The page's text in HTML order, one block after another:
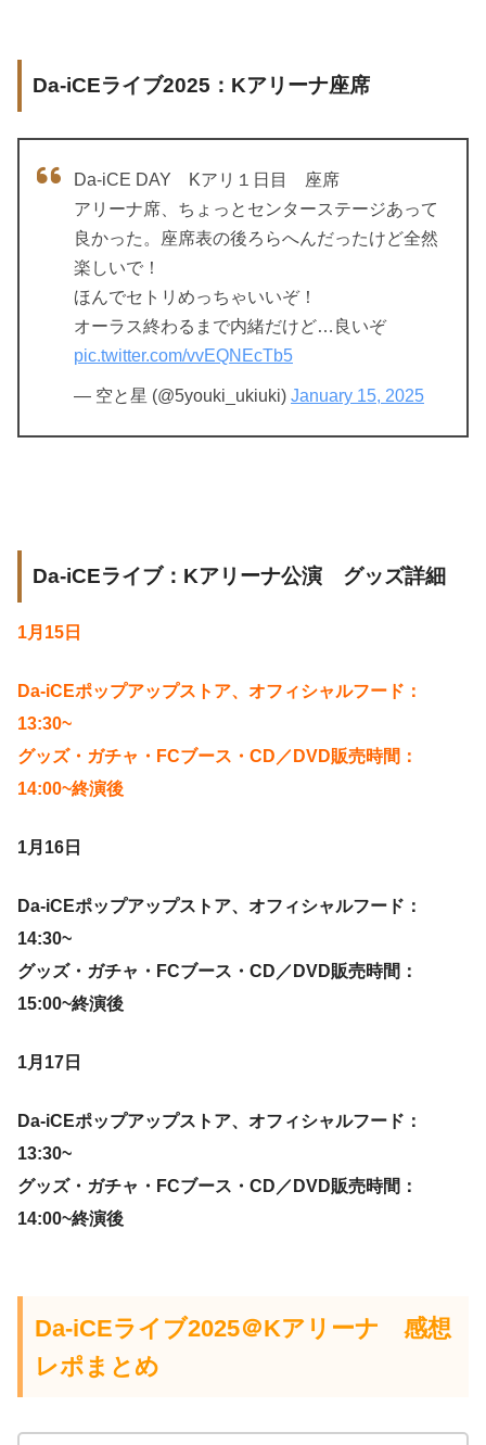
Da-iCEライブ2025：Kアリーナ座席
Da-iCE DAY Kアリ１日目 座席
アリーナ席、ちょっとセンターステージあって
良かった。座席表の後ろらへんだったけど全然
楽しいで！
ほんでセトリめっちゃいいぞ！
オーラス終わるまで内緒だけど…良いぞ
pic.twitter.com/vvEQNEcTb5
— 空と星 (@5youki_ukiuki) January 15, 2025
Da-iCEライブ：Kアリーナ公演 グッズ詳細
1月15日
Da-iCEポップアップストア、オフィシャルフード：
13:30~
グッズ・ガチャ・FCブース・CD／DVD販売時間：
14:00~終演後
1月16日
Da-iCEポップアップストア、オフィシャルフード：
14:30~
グッズ・ガチャ・FCブース・CD／DVD販売時間：
15:00~終演後
1月17日
Da-iCEポップアップストア、オフィシャルフード：
13:30~
グッズ・ガチャ・FCブース・CD／DVD販売時間：
14:00~終演後
Da-iCEライブ2025＠Kアリーナ感想
レポまとめ